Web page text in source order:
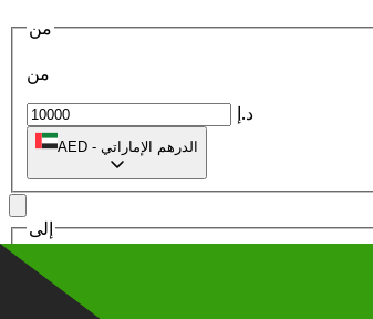
من
من
د.إ
AED - الدرهم الإماراتي
إلى
إلى